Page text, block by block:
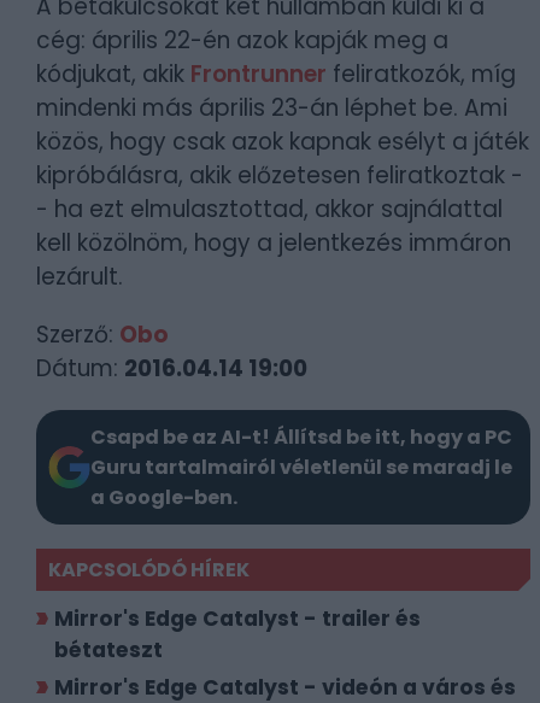
A bétakulcsokat két hullámban küldi ki a
cég: április 22-én azok kapják meg a
kódjukat, akik Frontrunner feliratkozók, míg
mindenki más április 23-án léphet be. Ami
közös, hogy csak azok kapnak esélyt a játék
kipróbálásra, akik előzetesen feliratkoztak -
- ha ezt elmulasztottad, akkor sajnálattal
kell közölnöm, hogy a jelentkezés immáron
lezárult.
Szerző: Obo
Dátum: 2016.04.14 19:00
Csapd be az AI-t! Állítsd be itt, hogy a PC
Guru tartalmairól véletlenül se maradj le
a Google-ben.
KAPCSOLÓDÓ HÍREK
Mirror's Edge Catalyst - trailer és
bétateszt
Mirror's Edge Catalyst - videón a város és